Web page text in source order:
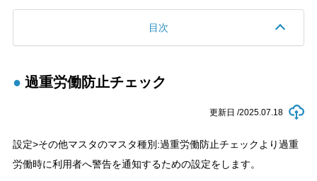
目次
過重労働防止チェック
更新日 /2025.07.18
設定>その他マスタのマスタ種別:過重労働防止チェックより過重
労働時に利用者へ警告を通知するための設定をします。